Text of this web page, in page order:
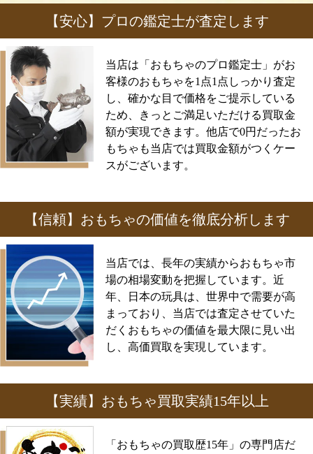
【安心】プロの鑑定士が査定します
当店は「おもちゃのプロ鑑定士」がお
客様のおもちゃを1点1点しっかり査定
し、確かな目で価格をご提示している
ため、きっとご満足いただける買取金
額が実現できます。他店で0円だったお
もちゃも当店では買取金額がつくケー
スがございます。
【信頼】おもちゃの価値を徹底分析します
当店では、長年の実績からおもちゃ市
場の相場変動を把握しています。近
年、日本の玩具は、世界中で需要が高
まっており、当店では査定させていた
だくおもちゃの価値を最大限に見い出
し、高価買取を実現しています。
【実績】おもちゃ買取実績15年以上
「おもちゃの買取歴15年」の専門店だ